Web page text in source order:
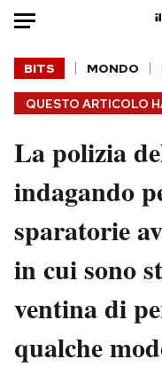
HOME
Italia
Politica
Tecnologia
Scienza
Cultura
Sport
QUESTO ARTICOLO
BITS MONDO
La polizia
indagando
sparatorie
in cui sono
ventina di
qualche